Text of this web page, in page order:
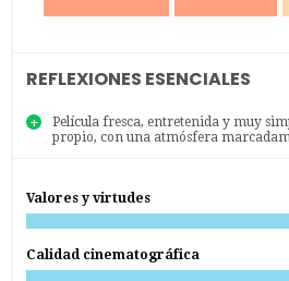
REFLEXIONES ESENCIALES
Película fresca, entretenida y muy
propio, con una atmósfera
Valores y virtudes
Calidad cinematográfica